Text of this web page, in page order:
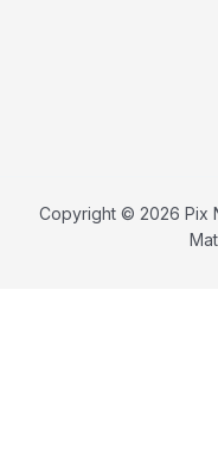
Copyright © 2026 Pix